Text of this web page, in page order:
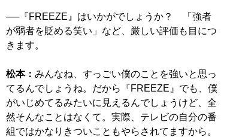
──『FREEZE』はいかがでしょうか？ 「強者
が弱者を貶める笑い」など、厳しい評価も目につ
きます。
松本： みんなね、すっごい僕のことを強いと思っ
てるんでしょうね。だから『FREEZE』でも、僕
がいじめてるみたいに見えるんでしょうけど、全
然そんなことはなくて。実際、テレビの自分の番
組ではかなりきついこともやらされてますから。